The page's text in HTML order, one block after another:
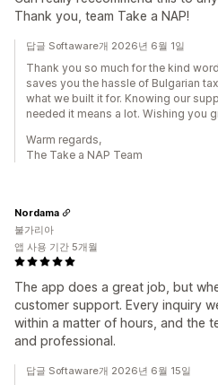
Thank you, team Take a NAP!
답글 Softaware개 2026년 6월 1일
Thank you so much for the kind
saves you the hassle of Bulgarian
what we built it for. Knowing our
needed it means a lot. Wishing you
Warm regards,
The Take a NAP Team
The app does a great job, but
customer support. Every inquiry
within a matter of hours, and the
and professional.
Nordama
불가리아
앱 사용 기간 5개월
답글 Softaware개 2026년 6월 15일